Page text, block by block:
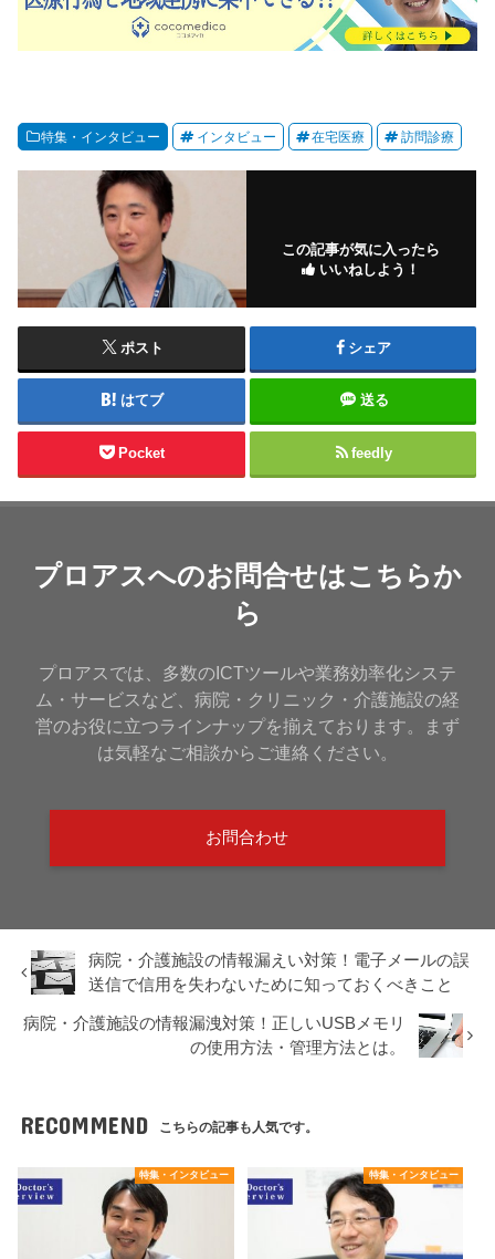
特集・インタビュー インタビュー 在宅医療 訪問診療
この記事が気に入ったら
いいねしよう！
ポスト シェア
はてブ 送る
Pocket feedly
プロアスへのお問合せはこちらか
ら
プロアスでは、多数のICTツールや業務効率化システ
ム・サービスなど、病院・クリニック・介護施設の経
営のお役に立つラインナップを揃えております。まず
は気軽なご相談からご連絡ください。
お問合わせ
病院・介護施設の情報漏えい対策！電子メールの誤
送信で信用を失わないために知っておくべきこと
病院・介護施設の情報漏洩対策！正しいUSBメモリ
の使用方法・管理方法とは。
RECOMMEND こちらの記事も人気です。
特集・インタビュー 特集・インタビュー